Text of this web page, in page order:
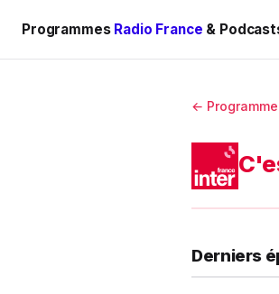
Programmes Radio France &
←
Derniers